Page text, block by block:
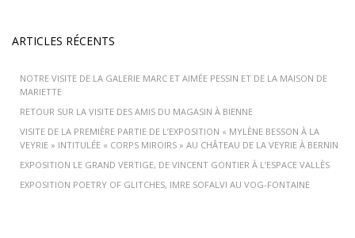
ARTICLES RÉCENTS
NOTRE VISITE DE LA GALERIE MARC ET AIMÉE PESSIN ET DE LA MAISON DE
MARIETTE
RETOUR SUR LA VISITE DES AMIS DU MAGASIN À BIENNE
VISITE DE LA PREMIÈRE PARTIE DE L’EXPOSITION « MYLÈNE BESSON À LA
VEYRIE » INTITULÉE « CORPS MIROIRS » AU CHÂTEAU DE LA VEYRIE À BERNIN
EXPOSITION LE GRAND VERTIGE, DE VINCENT GONTIER À L’ESPACE VALLÈS
EXPOSITION POETRY OF GLITCHES, IMRE SOFALVI AU VOG-FONTAINE